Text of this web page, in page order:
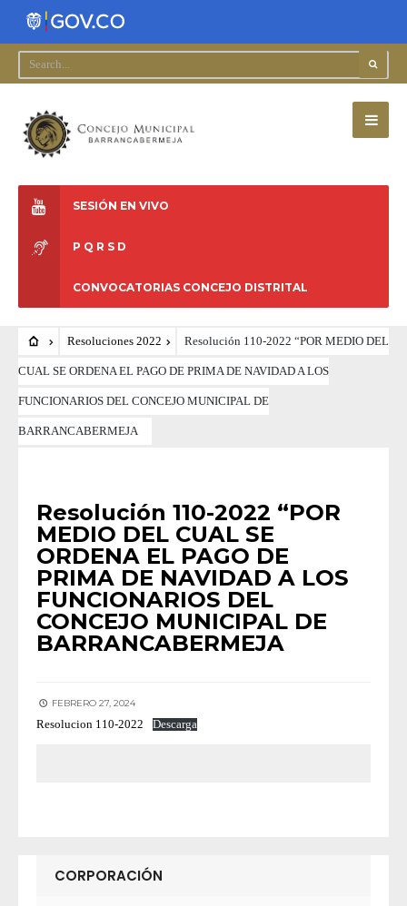
SESIÓN EN VIVO
P Q R S D
CONVOCATORIAS CONCEJO DISTRITAL
Resoluciones 2022 Resolución 110-2022 “POR MEDIO DEL
CUAL SE ORDENA EL PAGO DE PRIMA DE NAVIDAD A LOS
FUNCIONARIOS DEL CONCEJO MUNICIPAL DE
BARRANCABERMEJA
Resolución 110-2022 “POR
MEDIO DEL CUAL SE
ORDENA EL PAGO DE
PRIMA DE NAVIDAD A LOS
FUNCIONARIOS DEL
CONCEJO MUNICIPAL DE
BARRANCABERMEJA
FEBRERO 27, 2024
Resolucion 110-2022 Descarga
CORPORACIÓN